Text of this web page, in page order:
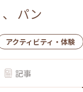
、 パン
アクティビティ・体験
記事